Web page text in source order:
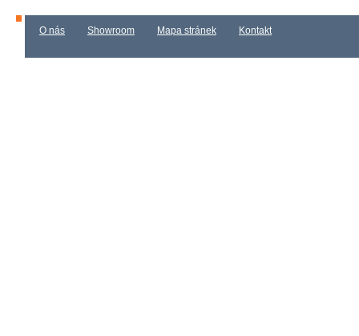
O nás Showroom Mapa stránek Kontakt